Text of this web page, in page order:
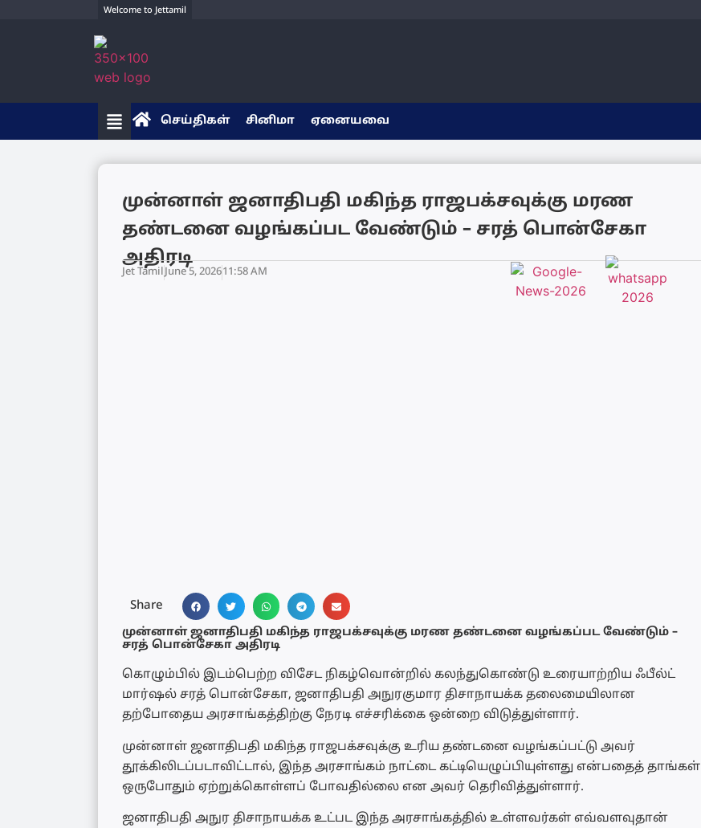
Welcome to Jettamil
செய்திகள் சினிமா ஏனையவை
முன்னாள் ஜனாதிபதி மகிந்த ராஜபக்சவுக்கு மரண
தண்டனை வழங்கப்பட வேண்டும் – சரத் பொன்சேகா
அதிரடி
Jet TamilJune 5, 202611:58 AM
Share
முன்னாள் ஜனாதிபதி மகிந்த ராஜபக்சவுக்கு மரண தண்டனை வழங்கப்பட வேண்டும் –
சரத் பொன்சேகா அதிரடி
கொழும்பில் இடம்பெற்ற விசேட நிகழ்வொன்றில் கலந்துகொண்டு உரையாற்றிய ஃபீல்ட்
மார்ஷல் சரத் பொன்சேகா, ஜனாதிபதி அநுரகுமார திசாநாயக்க தலைமையிலான
தற்போதைய அரசாங்கத்திற்கு நேரடி எச்சரிக்கை ஒன்றை விடுத்துள்ளார்.
முன்னாள் ஜனாதிபதி மகிந்த ராஜபக்சவுக்கு உரிய தண்டனை வழங்கப்பட்டு அவர்
தூக்கிலிடப்படாவிட்டால், இந்த அரசாங்கம் நாட்டை கட்டியெழுப்பியுள்ளது என்பதைத் தாங்கள்
ஒருபோதும் ஏற்றுக்கொள்ளப் போவதில்லை என அவர் தெரிவித்துள்ளார்.
ஜனாதிபதி அநுர திசாநாயக்க உட்பட இந்த அரசாங்கத்தில் உள்ளவர்கள் எவ்வளவுதான்